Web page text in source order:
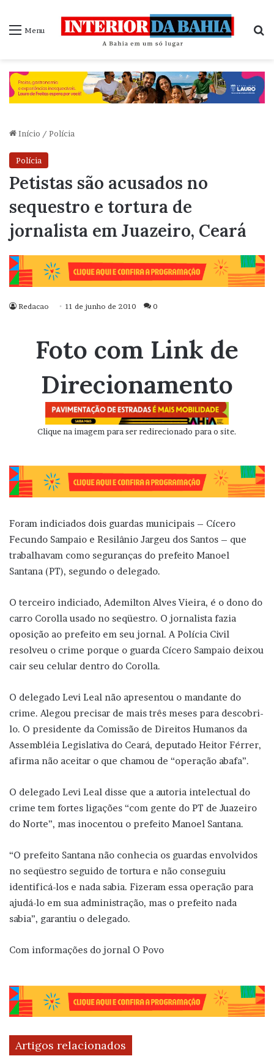
Menu
Início / Polícia
Polícia
Petistas são acusados no
sequestro e tortura de
jornalista em Juazeiro, Ceará
Redacao 11 de junho de 2010 0
Foto com Link de
Direcionamento
Clique na imagem para ser redirecionado para o site.
Foram indiciados dois guardas municipais – Cícero
Fecundo Sampaio e Resilânio Jargeu dos Santos – que
trabalhavam como seguranças do prefeito Manoel
Santana (PT), segundo o delegado.
O terceiro indiciado, Ademilton Alves Vieira, é o dono do
carro Corolla usado no seqüestro. O jornalista fazia
oposição ao prefeito em seu jornal. A Polícia Civil
resolveu o crime porque o guarda Cícero Sampaio deixou
cair seu celular dentro do Corolla.
O delegado Levi Leal não apresentou o mandante do
crime. Alegou precisar de mais três meses para descobri-
lo. O presidente da Comissão de Direitos Humanos da
Assembléia Legislativa do Ceará, deputado Heitor Férrer,
afirma não aceitar o que chamou de “operação abafa”.
O delegado Levi Leal disse que a autoria intelectual do
crime tem fortes ligações “com gente do PT de Juazeiro
do Norte”, mas inocentou o prefeito Manoel Santana.
“O prefeito Santana não conhecia os guardas envolvidos
no seqüestro seguido de tortura e não conseguiu
identificá-los e nada sabia. Fizeram essa operação para
ajudá-lo em sua administração, mas o prefeito nada
sabia”, garantiu o delegado.
Com informações do jornal O Povo
Artigos relacionados